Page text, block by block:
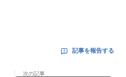
記事を報告する
次の記事